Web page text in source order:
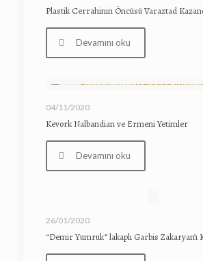
Plastik Cerrahinin Öncüsü Varaztad
Devamını oku
04/11/2020
Kevork Nalbandian ve Ermeni Yetimler
Devamını oku
26/01/2020
“Demir Yumruk” lakaplı Garbis Zakaryan’ı